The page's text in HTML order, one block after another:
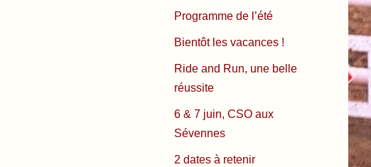
Programme de l’été
Bientôt les vacances !
Ride and Run, une belle
réussite
6 & 7 juin, CSO aux
Sévennes
2 dates à retenir